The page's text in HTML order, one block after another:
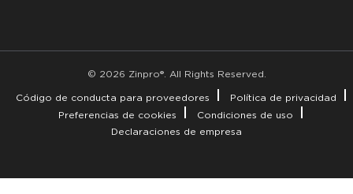
© 2026 Zinpro®. All Rights Reserved.
Código de conducta para proveedores
Política de privacidad
Preferencias de cookies
Condiciones de uso
Declaraciones de empresa